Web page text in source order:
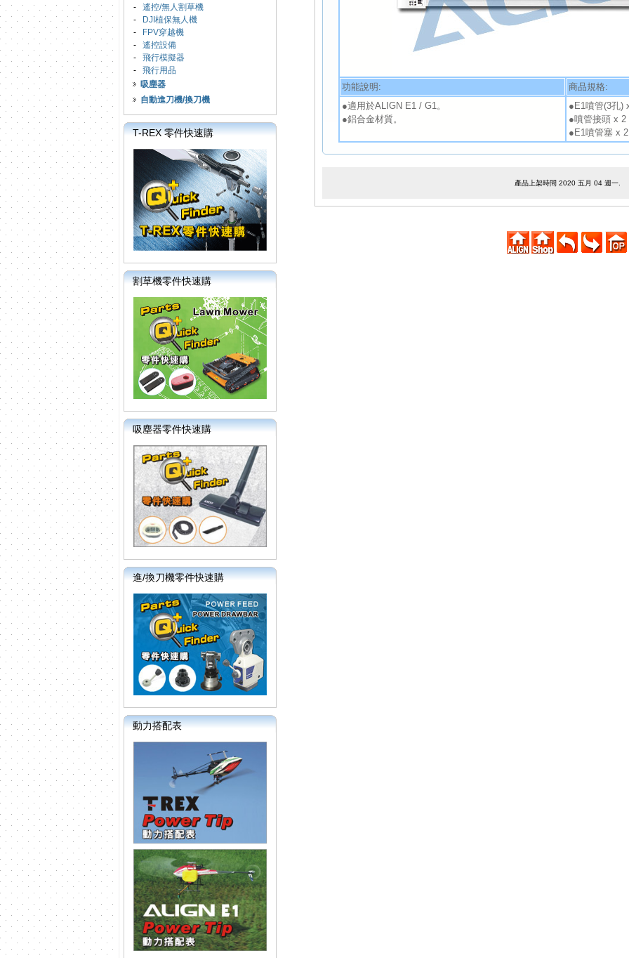
- 遙控/無人割草機
-
DJI植保無人機
-
FPV穿越機
- 遙控設備
- 飛行模擬器
- 飛行用品
吸塵器
自動進刀機/換刀機
T-REX 零件快速購
割草機零件快速購
吸塵器零件快速購
進/換刀機零件快速購
動力搭配表
功能說明:
商品規格:
●適用於ALIGN E1 / G1。
●鋁合金材質。
●E1噴管(3孔)
●噴管接頭 x 2
●E1噴管塞 x 2
產品上架時間 2020 五月 04 週一.